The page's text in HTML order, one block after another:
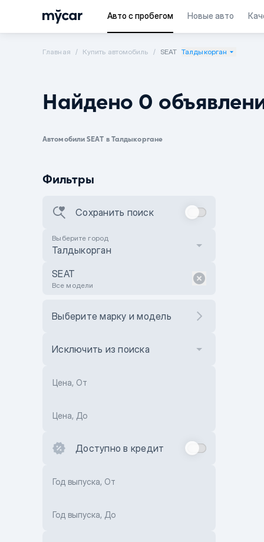
Авто с пробегом Новые авто
Главная Купить автомобиль SEAT Талдыкорган
Найдено 0
Автомобили SEAT в Талдыкоргане
Фильтры
Сохранить поиск
Выберите город
Талдыкорган
SEAT
Все модели
Выберите марку и модель
Исключить из поиска
Цена, От
Цена, До
Доступно в кредит
Год выпуска, От
Год выпуска, До